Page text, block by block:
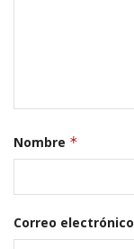
Nombre *
Correo electrónico